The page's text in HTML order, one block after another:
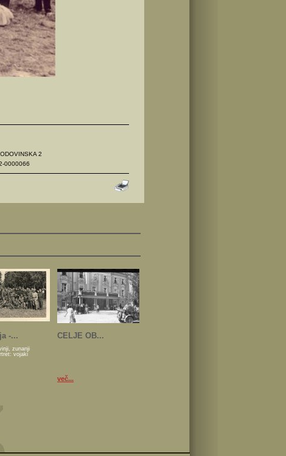
2
0000066
-...
zunanji
vojaki
CELJE OB...
več...